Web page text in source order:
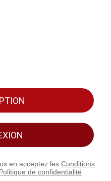
en acceptez les Conditions
de confidentialité